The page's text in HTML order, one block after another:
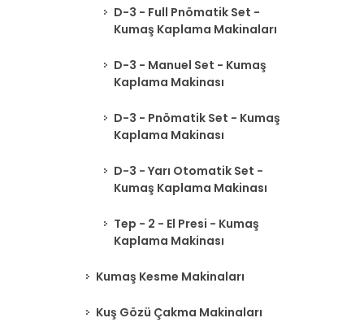
D-3 - Full Pnömatik Set -
Kumaş Kaplama Makinaları
D-3 - Manuel Set - Kumaş
Kaplama Makinası
D-3 - Pnömatik Set - Kumaş
Kaplama Makinası
D-3 - Yarı Otomatik Set -
Kumaş Kaplama Makinası
Tep - 2 - El Presi - Kumaş
Kaplama Makinası
Kumaş Kesme Makinaları
Kuş Gözü Çakma Makinaları